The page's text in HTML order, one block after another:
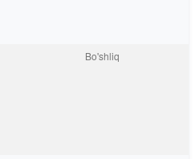
Bo'shliq